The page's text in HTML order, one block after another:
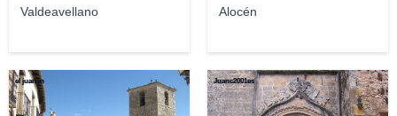
Valdeavellano Alocén
el juanan Juanc2001es